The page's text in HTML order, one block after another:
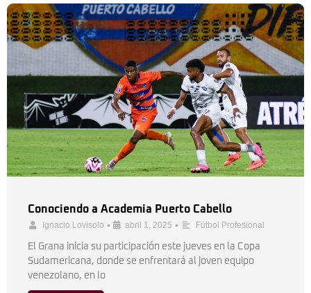
Conociendo a Academia Puerto Cabello
Ignacio Lovisolo • abril 1, 2025 • Fútbol Profesional
El Grana inicia su participación este jueves en la Copa
Sudamericana, donde se enfrentará al joven equipo
venezolano, en lo